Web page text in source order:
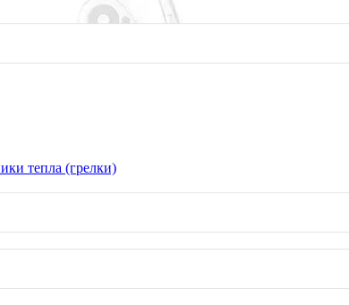
тепла (грелки)